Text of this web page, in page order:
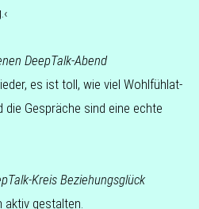
DeepTalk-Abend
es ist toll, wie viel Wohl­fühl­at­
Gesprä­che sind eine echte
Kreis Beziehungsglück
aktiv gestal­ten.